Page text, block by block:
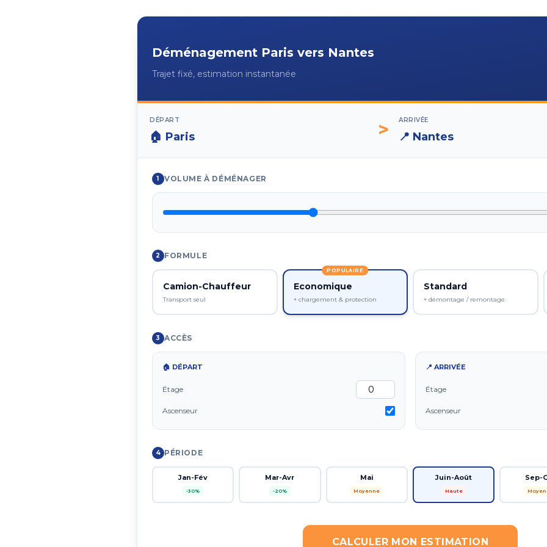
Déménagement Paris vers Nantes
Trajet fixé, estimation instantanée
DÉPART
🏠 Paris > ARRIVÉE
📍 Nantes
1 VOLUME À DÉMÉNAGER
2 FORMULE
Camion-Chauffeur
Transport seul
POPULAIRE
Economique
+ chargement & protection
Standard
+ démontage / remontage
3 ACCÈS
🏠 DÉPART
Étage
Ascenseur
📍 ARRIVÉE
Étage
Ascenseur
4 PÉRIODE
Jan-Fév
-30%
Mar-Avr
-20%
Mai
Moyenne
Juin-Août
Haute
Sep-
CALCULER MON ESTIMATION